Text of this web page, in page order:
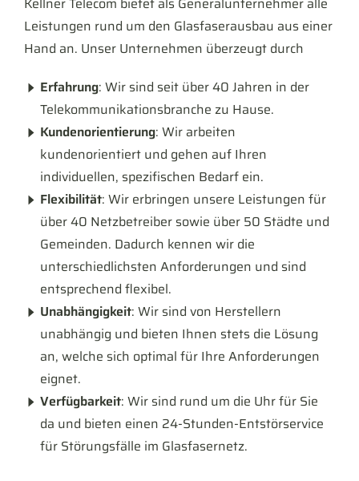
Leistungen rund um den Glasfaserausbau aus einer
Hand an. Unser Unternehmen überzeugt durch
Erfahrung: Wir sind seit über 40 Jahren in der
Telekommunikationsbranche zu Hause.
Kundenorientierung: Wir arbeiten
kundenorientiert und gehen auf Ihren
individuellen, spezifischen Bedarf ein.
Flexibilität: Wir erbringen unsere Leistungen für
über 40 Netzbetreiber sowie über 50 Städte und
Gemeinden. Dadurch kennen wir die
unterschiedlichsten Anforderungen und sind
entsprechend flexibel.
Unabhängigkeit: Wir sind von Herstellern
unabhängig und bieten Ihnen stets die Lösung
an, welche sich optimal für Ihre Anforderungen
eignet.
Verfügbarkeit: Wir sind rund um die Uhr für Sie
da und bieten einen 24-Stunden-Entstörservice
für Störungsfälle im Glasfasernetz.